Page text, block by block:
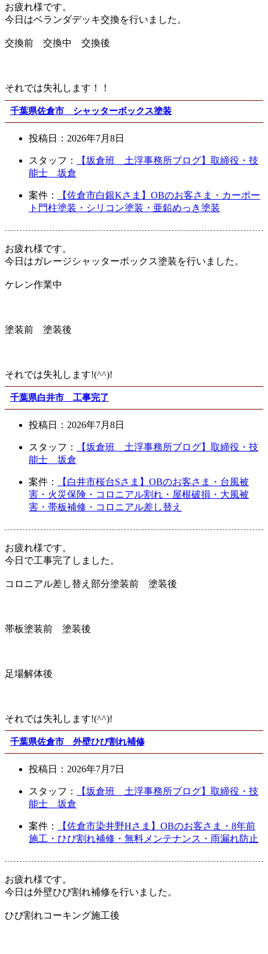
お疲れ様です。
今日はベランダデッキ交換を行いました。
交換前 交換中 交換後
それでは失礼します！！
千葉県佐倉市 シャッターボックス塗装
投稿日： 2026年7月8日
スタッフ：
【坂倉班 土浮事務所ブログ】取締役・技
能士 坂倉
案件：
【佐倉市白銀Kさま】OBのお客さま・カーポー
ト門柱塗装・シリコン塗装・亜鉛めっき塗装
お疲れ様です。
今日はガレージシャッターボックス塗装を行いました。
ケレン作業中
塗装前 塗装後
それでは失礼します!(^^)!
千葉県白井市 工事完了
投稿日： 2026年7月8日
スタッフ：
【坂倉班 土浮事務所ブログ】取締役・技
能士 坂倉
案件：
【白井市桜台Sさま】OBのお客さま・台風被
害・火災保険・コロニアル割れ・屋根破損・大風被
害・帯板補修・コロニアル差し替え
お疲れ様です。
今日で工事完了しました。
コロニアル差し替え部分塗装前 塗装後
帯板塗装前 塗装後
足場解体後
それでは失礼します!(^^)!
千葉県佐倉市 外壁ひび割れ補修
投稿日： 2026年7月7日
スタッフ：
【坂倉班 土浮事務所ブログ】取締役・技
能士 坂倉
案件：
【佐倉市染井野Hさま】OBのお客さま・8年前
施工・ひび割れ補修・無料メンテナンス・雨漏れ防止
お疲れ様です。
今日は外壁ひび割れ補修を行いました。
ひび割れコーキング施工後